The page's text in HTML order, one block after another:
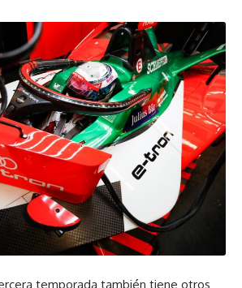
temporada también tiene otros